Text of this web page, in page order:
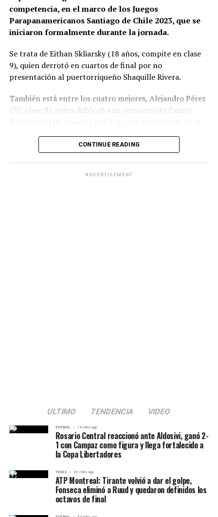
Equipo U-19
Femenino:Pérez, Camila; Pereyra, Manuela; Okuyama,
Masculino:Weiss, Alan; Jaimovich, Ignacio; Vivas,
Matías Leonardo; Varela, Franco
Van Emburgh y Alejandro Pérez (C8), por 3-1 ante el
costarricense Steven Roman.
competencia, en el marco de los Juegos
Parapanamericanos Santiago de Chile 2023, que se
iniciaron formalmente durante la jornada.
Se trata de Eithan Skliarsky (18 años, compite en clase
9), quien derrotó en cuartos de final por no
presentación al puertorriqueño Shaquille Rivera.
También está entre los cuatro mejores, Alejandro Pérez
(30, clase 8), quien doblegó a su compatriota Fausto
Aleksy Kaniuka (26, clase 7) superó en cuartos de final al
también argentino Emmanuel Martínez (23, clase 7),
por 3-0, con segmentos de 11-9, 11-5 y 11-9.
CONTINUE READING
ADVERTISEMENT
ULTIMO TENDENCIA VIDEO
FUTBOL 14 mins ago
Rosario Central reaccionó ante Aldosivi, ganó 2-
1 con Campaz como figura y llega fortalecido a
la Copa Libertadores
TENIS 30 mins ago
ATP Montreal: Tirante volvió a dar el golpe,
Fonseca eliminó a Ruud y quedaron definidos los
octavos de final